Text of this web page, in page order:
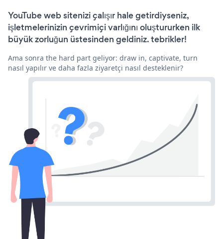
YouTube web sitenizi çalışır hale getirdiyseniz,
işletmelerinizin çevrimiçi varlığını oluştururken ilk
büyük zorluğun üstesinden geldiniz. tebrikler!
Ama sonra the hard part geliyor: draw in, captivate, turn
nasıl yapılır ve daha fazla ziyaretçi nasıl desteklenir?